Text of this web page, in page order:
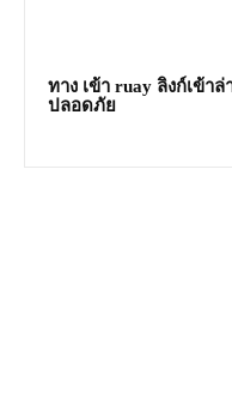
ทาง เข้า ruay ลิงก์เข้า
ปลอดภัย